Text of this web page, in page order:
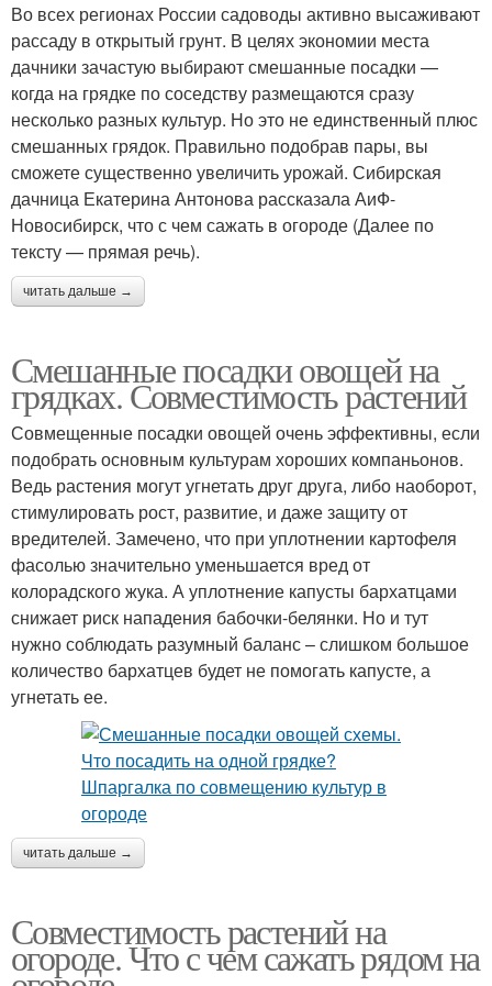
Во всех регионах России садоводы активно высаживают
рассаду в открытый грунт. В целях экономии места
дачники зачастую выбирают смешанные посадки —
когда на грядке по соседству размещаются сразу
несколько разных культур. Но это не единственный плюс
смешанных грядок. Правильно подобрав пары, вы
сможете существенно увеличить урожай. Сибирская
дачница Екатерина Антонова рассказала АиФ-
Новосибирск, что с чем сажать в огороде (Далее по
тексту — прямая речь).
читать дальше →
Смешанные посадки овощей на
грядках. Совместимость растений
Совмещенные посадки овощей очень эффективны, если
подобрать основным культурам хороших компаньонов.
Ведь растения могут угнетать друг друга, либо наоборот,
стимулировать рост, развитие, и даже защиту от
вредителей. Замечено, что при уплотнении картофеля
фасолью значительно уменьшается вред от
колорадского жука. А уплотнение капусты бархатцами
снижает риск нападения бабочки-белянки. Но и тут
нужно соблюдать разумный баланс – слишком большое
количество бархатцев будет не помогать капусте, а
угнетать ее.
читать дальше →
Совместимость растений на
огороде. Что с чем сажать рядом на